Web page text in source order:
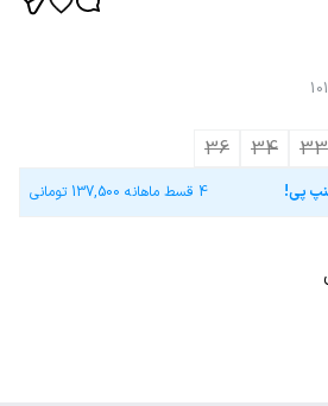
33
34
36
پی! 4 قسط ماهانه 137,500 تومانی